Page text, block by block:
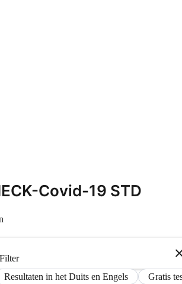
Covid-19 STD
Resultaten in het Duits en Engels Gratis